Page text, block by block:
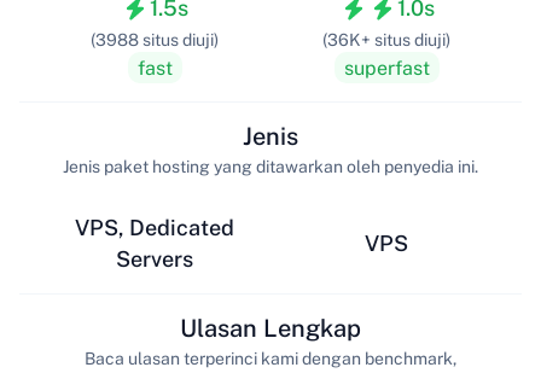
1.5s
(3988 situs diuji)
fast
1.0s
(36K+ situs diuji)
superfast
VPS, Dedicated
Servers
Jenis
Jenis paket hosting yang ditawarkan oleh penyedia ini.
VPS
Ulasan Lengkap
Baca ulasan terperinci kami dengan benchmark,